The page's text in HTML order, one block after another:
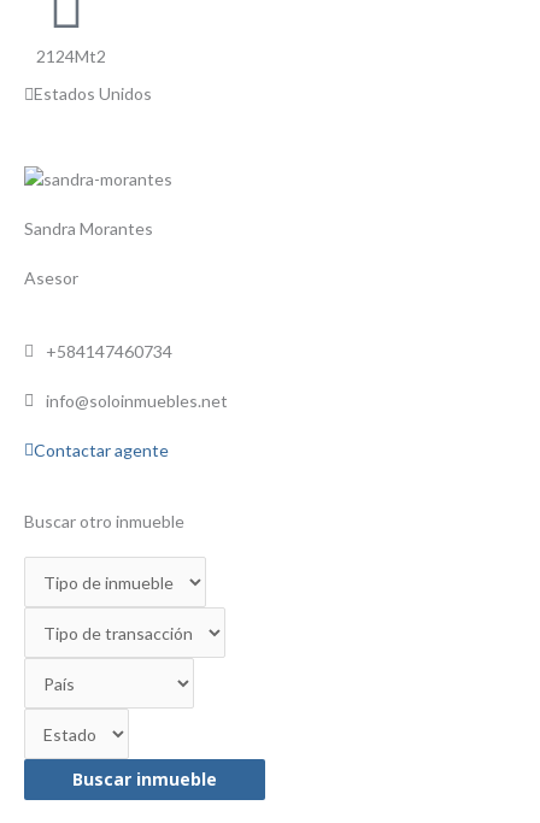
2124Mt2
Estados Unidos
Sandra Morantes
Asesor
+584147460734
info@soloinmuebles.net
Contactar agente
Buscar otro inmueble
Buscar inmueble